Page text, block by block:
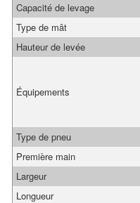
Capacité de levage
Type de mât
Hauteur de levée
Équipements
Type de pneu
Première main
Largeur
Longueur